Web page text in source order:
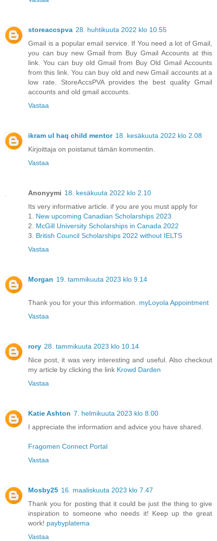
storeaccspva 28. huhtikuuta 2022 klo 10.55
Gmail is a popular email service. If You need a lot of Gmail,
you can buy new Gmail from Buy Gmail Accounts at this
link. You can buy old Gmail from Buy Old Gmail Accounts
from this link. You can buy old and new Gmail accounts at a
low rate. StoreAccsPVA provides the best quality Gmail
accounts and old gmail accounts.
Vastaa
ikram ul haq child mentor 18. kesäkuuta 2022 klo 2.08
Kirjoittaja on poistanut tämän kommentin.
Vastaa
Anonyymi 18. kesäkuuta 2022 klo 2.10
Its very informative article. if you are you must apply for
1. New upcoming Canadian Scholarships 2023
2. McGill University Scholarships in Canada 2022
3. British Council Scholarships 2022 without IELTS
Vastaa
Morgan 19. tammikuuta 2023 klo 9.14
Thank you for your this information. myLoyola Appointment
Vastaa
rory 28. tammikuuta 2023 klo 10.14
Nice post, it was very interesting and useful. Also checkout
my article by clicking the link Krowd Darden
Vastaa
Katie Ashton 7. helmikuuta 2023 klo 8.00
I appreciate the information and advice you have shared.
Fragomen Connect Portal
Vastaa
Mosby25 16. maaliskuuta 2023 klo 7.47
Thank you for posting that it could be just the thing to give
inspiration to someone who needs it! Keep up the great
work! paybyplatema
Vastaa